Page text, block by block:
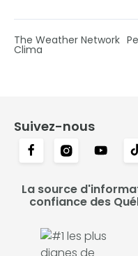
The Weather Network
Clima
Suivez-nous
La source
confiance des